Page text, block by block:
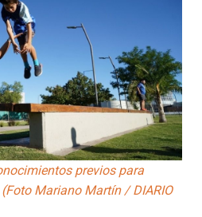
previos para
Mariano Martín / DIARIO